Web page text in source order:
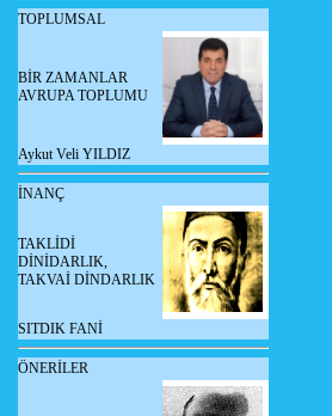
TOPLUMSAL
BİR ZAMANLAR
AVRUPA TOPLUMU
Aykut Veli YILDIZ
İNANÇ
TAKLİDİ
DİNİDARLIK,
TAKVAİ DİNDARLIK
SITDIK FANİ
ÖNERİLER